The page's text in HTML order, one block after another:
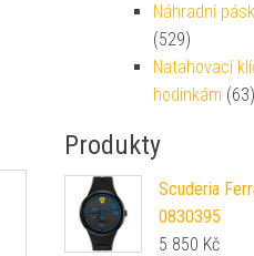
Náhradní
(529)
Natahovací
hodinkám (63)
Produkty
Scuderia
0830395
5 850 Kč